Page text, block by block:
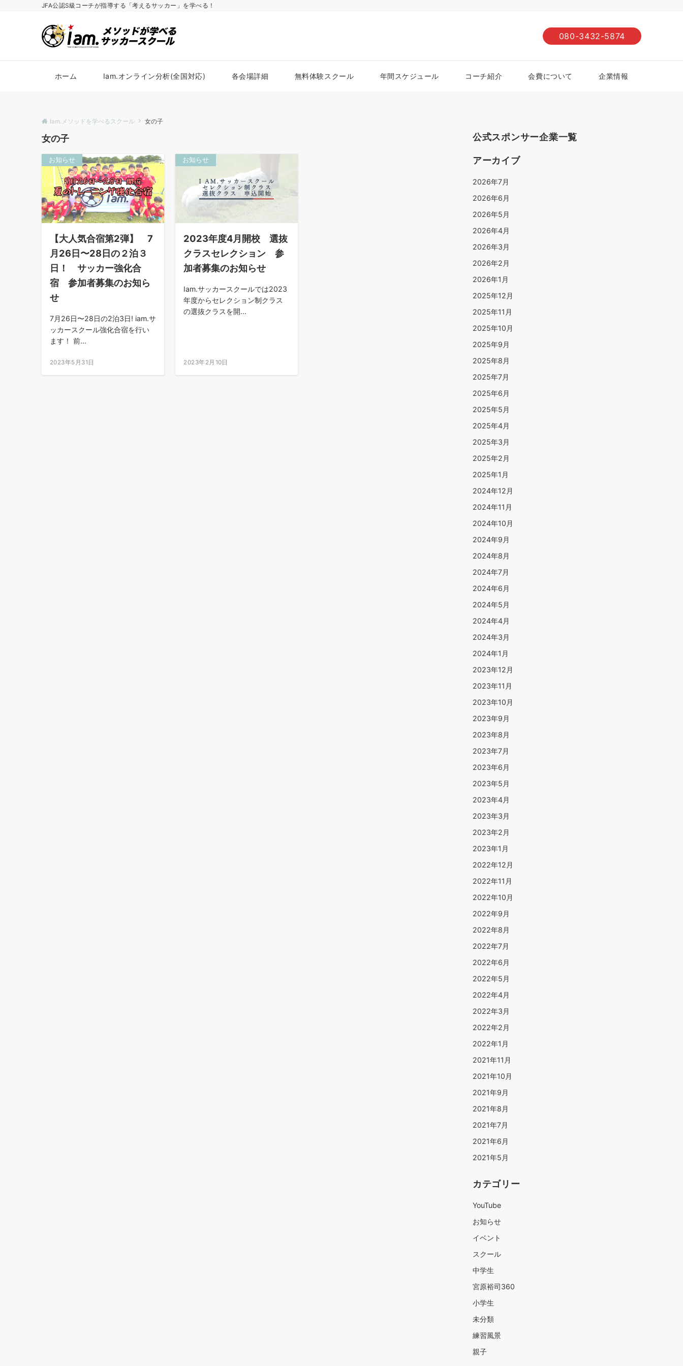
JFA公認S級コーチが指導する「考えるサッカー」を学べる！
080-3432-5874
ホーム Iam.オンライン分析(全国対応) 各会場詳細 無料体験スクール 年間スケジュール コーチ紹介 会費について 企業情報
Iam.メソッドを学べるスクール 女の子
女の子
お知らせ
【大人気合宿第2弾】 7
月26日〜28日の２泊３
日！ サッカー強化合
宿 参加者募集のお知ら
せ
7月26日〜28日の2泊3日! iam.サ
ッカースクール強化合宿を行い
ます！ 前...
2023年5月31日
お知らせ
2023年度4月開校 選抜
クラスセレクション 参
加者募集のお知らせ
Iam.サッカースクールでは2023
年度からセレクション制クラス
の選抜クラスを開...
2023年2月10日
公式スポンサー企業一覧
アーカイブ
2026年7月
2026年6月
2026年5月
2026年4月
2026年3月
2026年2月
2026年1月
2025年12月
2025年11月
2025年10月
2025年9月
2025年8月
2025年7月
2025年6月
2025年5月
2025年4月
2025年3月
2025年2月
2025年1月
2024年12月
2024年11月
2024年10月
2024年9月
2024年8月
2024年7月
2024年6月
2024年5月
2024年4月
2024年3月
2024年1月
2023年12月
2023年11月
2023年10月
2023年9月
2023年8月
2023年7月
2023年6月
2023年5月
2023年4月
2023年3月
2023年2月
2023年1月
2022年12月
2022年11月
2022年10月
2022年9月
2022年8月
2022年7月
2022年6月
2022年5月
2022年4月
2022年3月
2022年2月
2022年1月
2021年11月
2021年10月
2021年9月
2021年8月
2021年7月
2021年6月
2021年5月
カテゴリー
YouTube
お知らせ
イベント
スクール
中学生
宮原裕司360
小学生
未分類
練習風景
親子